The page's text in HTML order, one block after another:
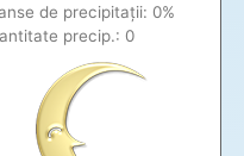
de precipitații: 0%
precip.: 0